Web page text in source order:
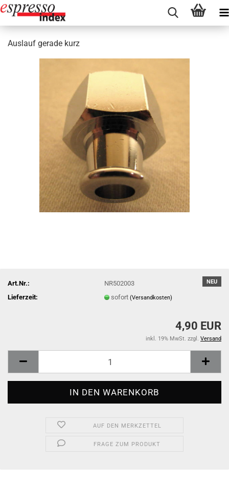
Auslauf gerade kurz
NEU
Art.Nr.:
NR502003
Lieferzeit:
sofort(Versandkosten)
4,90 EUR
inkl. 19% MwSt. zzgl. Versand
AUF DEN MERKZETTEL
FRAGE ZUM PRODUKT